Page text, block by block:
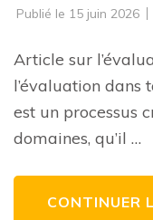
Publié le 15 juin 2026
Article sur
l’évaluation dans
est un processus
domaines, qu’il …
CONTINUER